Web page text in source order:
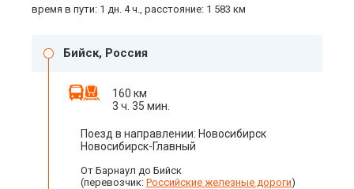
время в пути: 1 дн. 4 ч., расстояние: 1 583 км
Бийск, Россия
160 км
3 ч. 35 мин.
Поезд в направлении: Новосибирск
Новосибирск-Главный
От Барнаул до Бийск
(перевозчик: Российские железные дороги)